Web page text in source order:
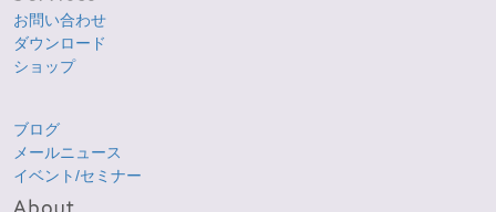
お問い合わせ
ダウンロード
ショップ
ブログ
メールニュース
イベント/セミナー